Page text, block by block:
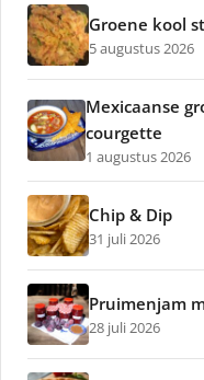
Groene kool
5 augustus 2026
Mexicaanse
courgette
1 augustus 2026
Chip & Dip
31 juli 2026
Pruimenjam
28 juli 2026